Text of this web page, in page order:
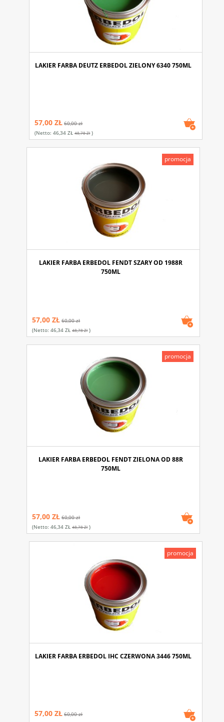
LAKIER FARBA DEUTZ ERBEDOL ZIELONY 6340 750ML
57,00 ZŁ 60,00 zł
(netto:46,34 ZŁ 48,78 Zł)
LAKIER FARBA ERBEDOL FENDT SZARY OD 1988R
750ML
57,00 ZŁ 60,00 zł
(netto:46,34 ZŁ 48,78 Zł)
promocja
LAKIER FARBA ERBEDOL FENDT ZIELONA OD 88R
750ML
57,00 ZŁ 60,00 zł
(netto:46,34 ZŁ 48,78 Zł)
promocja
LAKIER FARBA ERBEDOL IHC CZERWONA 3446 750ML
57,00 ZŁ 60,00 zł
promocja